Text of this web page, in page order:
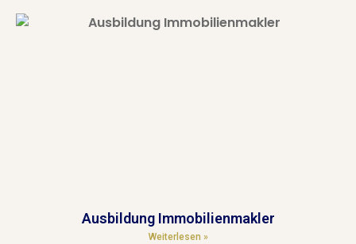
Ausbildung Immobilienmakler
Weiterlesen »